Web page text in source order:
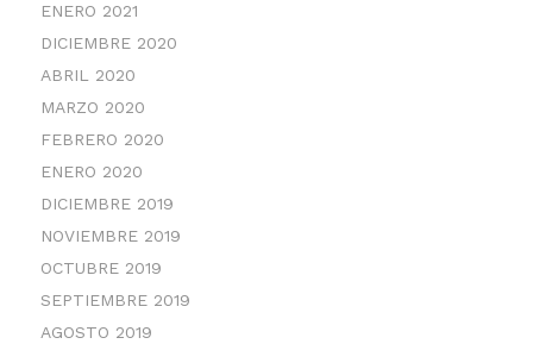
ENERO 2021
DICIEMBRE 2020
ABRIL 2020
MARZO 2020
FEBRERO 2020
ENERO 2020
DICIEMBRE 2019
NOVIEMBRE 2019
OCTUBRE 2019
SEPTIEMBRE 2019
AGOSTO 2019